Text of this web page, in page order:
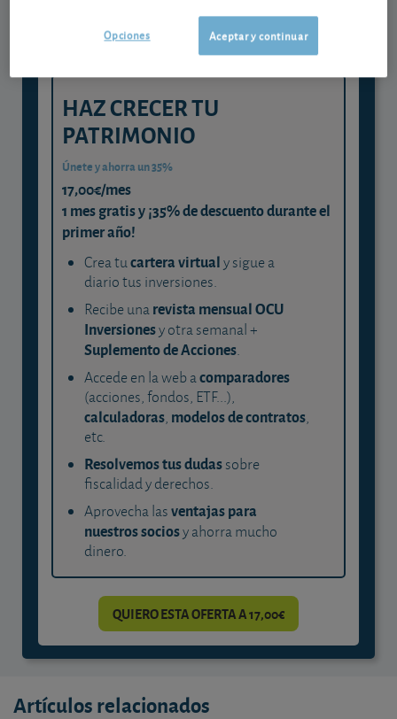
HAZ CRECER TU
PATRIMONIO
Únete y ahorra un 35%
17,00€/mes
1 mes gratis y ¡35% de descuento durante el
primer año!
Crea tucartera virtualy sigue a
diario tus inversiones.
Recibe unarevista mensual OCU
Inversionesy otra semanal +
Suplemento de Acciones.
Accede en la web acomparadores
(acciones, fondos, ETF...),
calculadoras, modelos de contratos,
etc.
Resolvemos tus dudassobre
fiscalidad y derechos.
Aprovecha lasventajas para
nuestros sociosy ahorra mucho
dinero.
QUIERO ESTA OFERTA A 17,00€
Artículos relacionados
Aceptar y continuar
Opciones